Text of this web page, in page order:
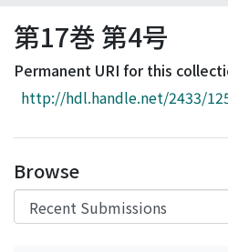
Browse
Download Ranking
Access Statistics
第17巻 第4号
Permanent URI for this
http://hdl.handle.net/2433/
Browse